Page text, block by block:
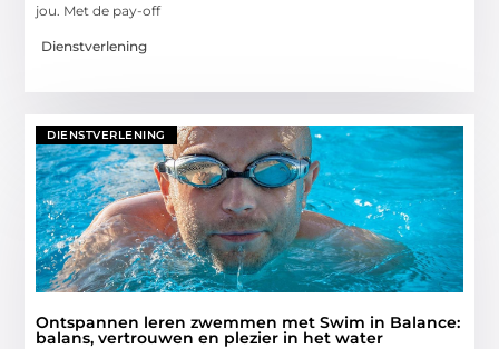
jou. Met de pay-off
Dienstverlening
DIENSTVERLENING
Ontspannen leren zwemmen met Swim in Balance:
balans, vertrouwen en plezier in het water